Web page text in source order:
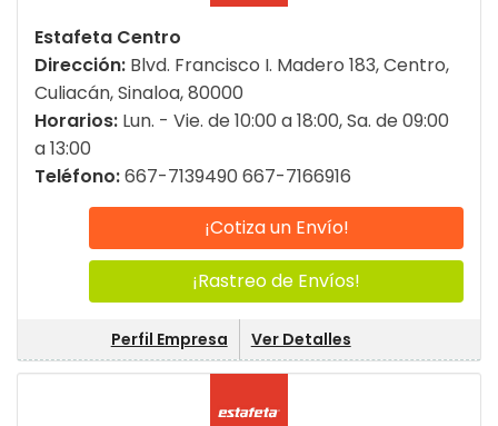
Estafeta Centro
Dirección: Blvd. Francisco I. Madero 183, Centro,
Culiacán, Sinaloa, 80000
Horarios: Lun. - Vie. de 10:00 a 18:00, Sa. de 09:00
a 13:00
Teléfono:667-7139490 667-7166916
¡Cotiza un Envío!
¡Rastreo de Envíos!
Perfil Empresa Ver Detalles